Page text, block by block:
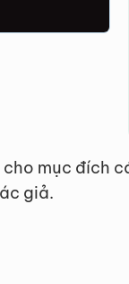
mục đích
giả.